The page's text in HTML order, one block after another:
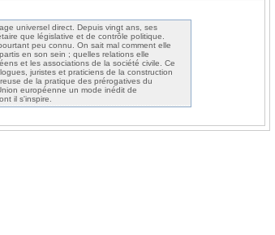
universel direct. Depuis vingt ans, ses
que législative et de contrôle politique.
peu connu. On sait mal comment elle
en son sein ; quelles relations elle
et les associations de la société civile. Ce
juristes et praticiens de la construction
de la pratique des prérogatives du
européenne un mode inédit de
il s'inspire.